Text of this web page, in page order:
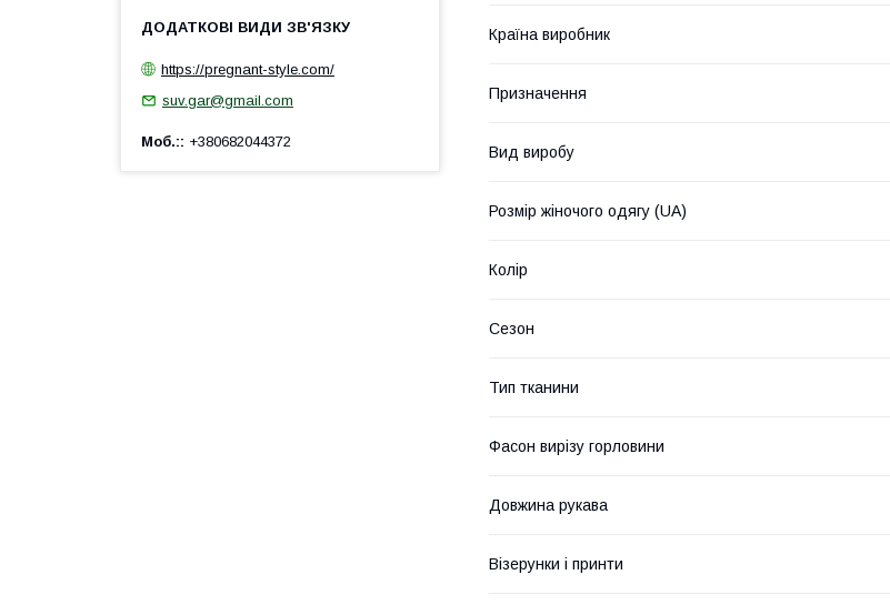
Країна виробник
Призначення
Вид виробу
Розмір жіночого одягу (UA)
Колір
Сезон
Тип тканини
Фасон вирізу горловини
Довжина рукава
Візерунки і принти
https://pregnant-style.com/
suv.gar@gmail.com
Моб.: +380682044372